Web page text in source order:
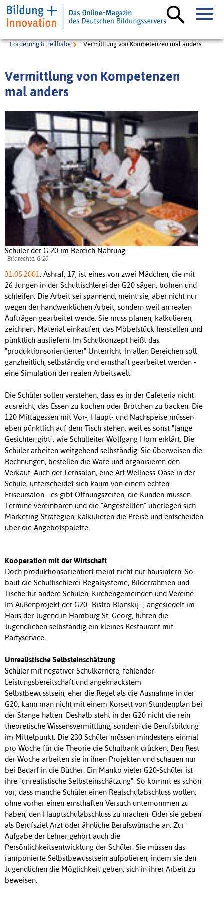
Förderung & Teilhabe Vermittlung von Kompetenzen mal anders
Vermittlung von Kompetenzen
mal anders
Schüler der G 20 im Bereich Nahrung
Bildrechte: G 20
31.05.2001: Ashraf, 17, ist eines von zwei Mädchen, die mit
26 Jungen in der Schultischlerei der G20 sägen, bohren und
schleifen. Die Arbeit sei spannend, meint sie, aber nicht nur
wegen der handwerklichen Arbeit, sondern weil an realen
Aufträgen gearbeitet werde: Sie muss planen, kalkulieren,
zeichnen, Material einkaufen, das Möbelstück herstellen und
pünktlich ausliefern. Im Schulkonzept heißt das
"produktionsorientierter" Unterricht. In allen Bereichen soll
ganzheitlich, selbständig und ernsthaft gearbeitet werden -
eine Simulation der realen Arbeitswelt.
Die Schüler sollen verstehen, dass es in der Cafeteria nicht
ausreicht, das Essen zu kochen oder Brötchen zu backen. Die
120 Mittagessen mit Vor-, Haupt- und Nachspeise müssen
eben pünktlich auf dem Tisch stehen, weil es sonst "lange
Gesichter gibt", wie Schulleiter Wolfgang Horn erklärt. Die
Schüler arbeiten weitgehend selbständig: Sie überweisen die
Rechnungen, bestellen die Ware und organisieren den
Verkauf. Auch der Lernsalon, eine Art Wellness-Oase in der
Schule, unterscheidet sich kaum von einem echten
Friseursalon - es gibt Öffnungszeiten, die Kunden müssen
Termine vereinbaren und die "Angestellten" überlegen sich
Marketing-Strategien, kalkulieren die Preise und entscheiden
über die Angebotspalette.
Kooperation mit der Wirtschaft
Doch produktionsorientiert meint nicht nur hausintern. So
baut die Schultischlerei Regalsysteme, Bilderrahmen und
Tische für andere Schulen, Kirchengemeinden und Vereine.
Im Außenprojekt der G20 -Bistro Blonskij- , angesiedelt im
Haus der Jugend in Hamburg St. Georg, führen die
Jugendlichen selbständig ein kleines Restaurant mit
Partyservice.
Unrealistische Selbsteinschätzung
Schüler mit negativer Schulkarriere, fehlender
Leistungsbereitschaft und angeknackstem
Selbstbewusstsein, eher die Regel als die Ausnahme in der
G20, kann man nicht mit einem Korsett von Stundenplan bei
der Stange halten. Deshalb steht in der G20 nicht die rein
theoretische Wissensvermittlung, sondern die Berufsbildung
im Mittelpunkt. Die 230 Schüler müssen mindestens einmal
pro Woche für die Theorie die Schulbank drücken. Den Rest
der Woche arbeiten sie in ihren Projekten und schauen nur
bei Bedarf in die Bücher. Ein Manko vieler G20-Schüler ist
ihre "unrealistische Selbsteinschätzung": So kommt es schon
vor, dass manche Schüler einen Realschulabschluss wollen,
ohne vorher einen ernsthaften Versuch unternommen zu
haben, den Hauptschulabschluss zu machen. Oder sie geben
als Berufsziel Arzt oder ähnliche Berufswünsche an. Zur
Aufgabe der Lehrer gehört auch die
Persönlichkeitsentwicklung der Schüler. Sie müssen das
ramponierte Selbstbewusstsein aufpolieren, indem sie den
Jugendlichen die Möglichkeit geben, sich in ihrer Arbeit zu
beweisen.